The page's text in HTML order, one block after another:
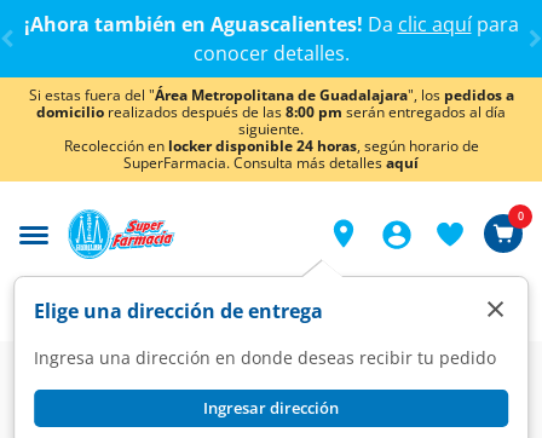
< div class="carousel-inner">
¡Ahora también en Aguascalientes! Da clic aquípara
conocer detalles.
Si estas fuera del "Área Metropolitana de Guadalajara", los pedidos a
domicilio realizados después de las8:00 pm serán entregados al día
siguiente.
Recolección en locker disponible 24 horas, según horario de
SuperFarmacia. Consulta más detallesaquí
Elige una dirección de entrega
Ingresa una dirección en donde deseas recibir tu pedido
Ingresar dirección
×
0
Super Higiene y Belleza
Higiene y Cuidado Corporal
Desodorantes y Antitranspirantes
STEFANO